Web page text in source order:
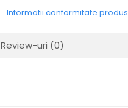
Informatii conformitate produs
Review-uri (0)